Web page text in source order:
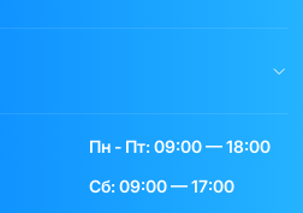
Пн - Пт: 09:00 — 18:00
Сб: 09:00 — 17:00